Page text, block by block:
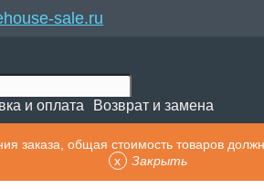
sale.ru
и оплата Возврат и замена
заказа, общая стоимость товаров
Закрыть